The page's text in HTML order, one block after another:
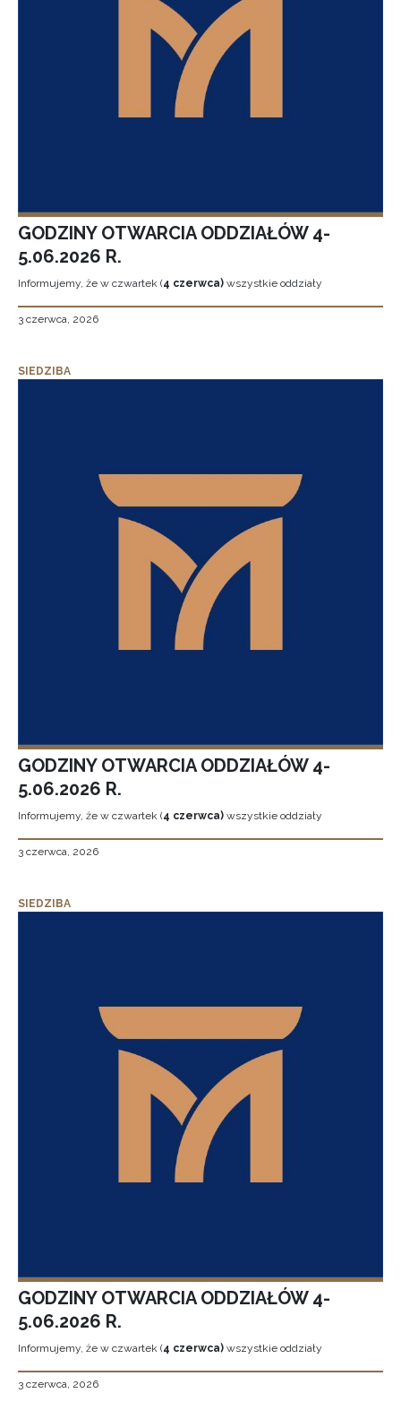
GODZINY OTWARCIA ODDZIAŁÓW 4-
5.06.2026 R.
Informujemy, że w czwartek (4 czerwca) wszystkie oddziały
3 czerwca, 2026
SIEDZIBA
GODZINY OTWARCIA ODDZIAŁÓW 4-
5.06.2026 R.
Informujemy, że w czwartek (4 czerwca) wszystkie oddziały
3 czerwca, 2026
SIEDZIBA
GODZINY OTWARCIA ODDZIAŁÓW 4-
5.06.2026 R.
Informujemy, że w czwartek (4 czerwca) wszystkie oddziały
3 czerwca, 2026